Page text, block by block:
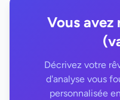
Vous avez
Décrivez votre
d'analyse vous
personnalisée